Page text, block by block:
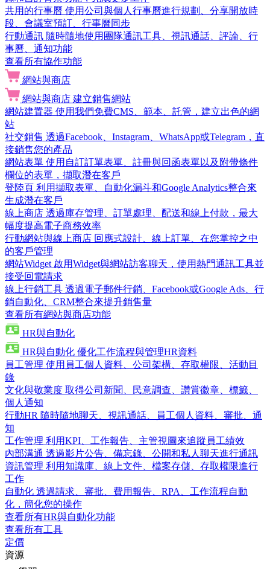
共用的行事曆 使用公司與個人行事曆進行規劃、分享開放時
段、會議室預訂、行事曆同步
行動通訊 隨時隨地使用團隊通訊工具、視訊通話、評論、行
事曆、通知功能
查看所有協作功能
網站與商店
網站與商店 建立銷售網站
網站建置器 使用我們免費CMS、範本、託管，建立出色的網
站
社交銷售 透過Facebook、Instagram、WhatsApp或Telegram，直
接銷售您的產品
網站表單 使用自訂訂單表單、註冊與回函表單以及附帶條件
欄位的表單，擷取潛在客戶
登陸頁 利用擷取表單、自動化漏斗和Google Analytics整合來
生成潛在客戶
線上商店 透過庫存管理、訂單處理、配送和線上付款，最大
幅度提高電子商務效率
行動網站與線上商店 回應式設計、線上訂單、在您掌控之中
的客戶管理
網站Widget 啟用Widget與網站訪客聊天，使用熱門通訊工具並
接受回電請求
線上行銷工具 透過電子郵件行銷、Facebook或Google Ads、行
銷自動化、CRM整合來提升銷售量
查看所有網站與商店功能
HR與自動化
HR與自動化 優化工作流程與管理HR資料
員工管理 使用員工個人資料、公司架構、存取權限、活動目
錄
文化與敬業度 取得公司新聞、民意調查、讚賞徽章、標籤、
個人通知
行動HR 隨時隨地聊天、視訊通話、員工個人資料、審批、通
知
工作管理 利用KPI、工作報告、主管視圖來追蹤員工績效
內部溝通 透過影片公告、備忘錄、公開和私人聊天進行通訊
資訊管理 利用知識庫、線上文件、檔案存儲、存取權限進行
工作
自動化 透過請求、審批、費用報告、RPA、工作流程自動
化，簡化您的操作
查看所有HR與自動化功能
查看所有工具
定價
資源